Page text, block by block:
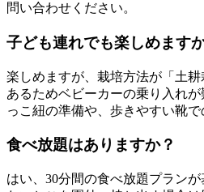
問い合わせください。
子ども連れでも楽しめます
楽しめますが、栽培方法が「土
あるためベビーカーの乗り入れ
っこ紐の準備や、歩きやすい靴で
食べ放題はありますか？
はい、30分間の食べ放題プラン